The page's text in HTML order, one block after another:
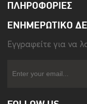
ΠΛΗΡΟΦΟΡΊΕΣ
ΕΝΗΜΕΡΩΤΙΚΌ
Eγγραφείτε για να